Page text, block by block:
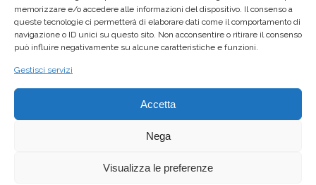
memorizzare e/o accedere alle informazioni del dispositivo. Il consenso a
queste tecnologie ci permetterà di elaborare dati come il comportamento di
navigazione o ID unici su questo sito. Non acconsentire o ritirare il consenso
può influire negativamente su alcune caratteristiche e funzioni.
Gestisci servizi
Accetta
Nega
Visualizza le preferenze
Invia messaggio
IDEA! Web Agency